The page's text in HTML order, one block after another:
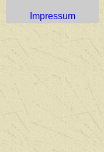
Impressum